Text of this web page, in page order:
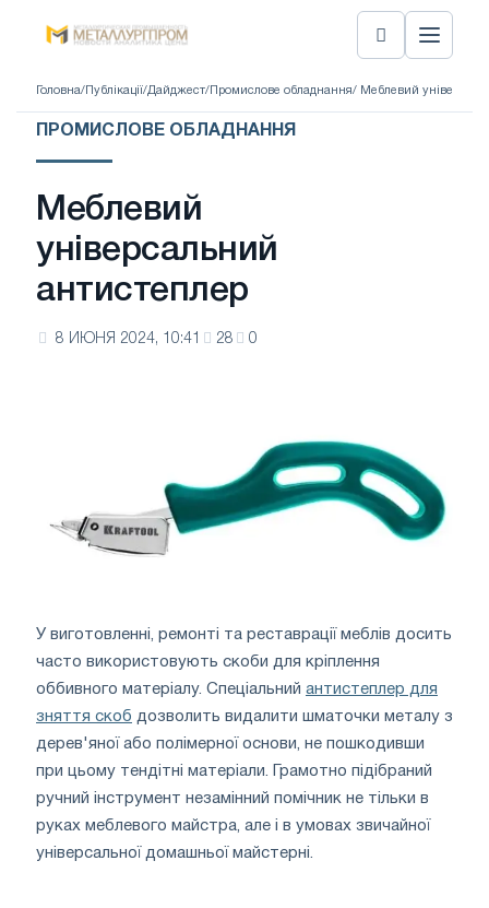
Головна/ Публікації/Дайджест/ Промислове обладнання/ Меблевий
ПРОМИСЛОВЕ ОБЛАДНАННЯ
Меблевий
універсальний
антистеплер
8 ИЮНЯ 2024, 10:41 28 0
У виготовленні, ремонті та реставрації меблів досить
часто використовують скоби для кріплення
оббивного матеріалу. Спеціальний антистеплер для
зняття скоб дозволить видалити шматочки металу з
дерев'яної або полімерної основи, не пошкодивши
при цьому тендітні матеріали. Грамотно підібраний
ручний інструмент незамінний помічник не тільки в
руках меблевого майстра, але і в умовах звичайної
універсальної домашньої майстерні.